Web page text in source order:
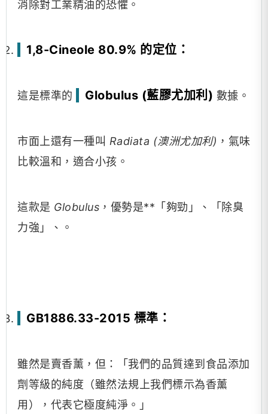
消除對工業精油的恐懼。
1,8-Cineole 80.9% 的定位：
這是標準的 Globulus (藍膠尤加利) 數據。
市面上還有一種叫 Radiata (澳洲尤加利) ，氣味
比較溫和，適合小孩。
這款是 Globulus ，優勢是**「夠勁」、「除臭
力強」、。
GB1886.33-2015 標準：
雖然是賣香薰，但：「我們的品質達到食品添加
劑等級的純度（雖然法規上我們標示為香薰
用），代表它極度純淨。」